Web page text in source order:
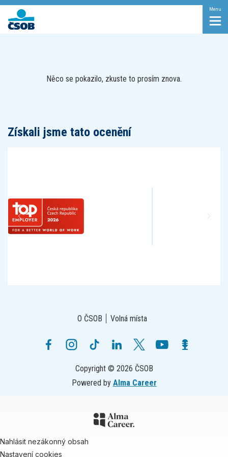
Menu
Něco se pokazilo, zkuste to prosím znova.
Získali jsme tato ocenění
O ČSOB Volná místa
Copyright © 2026 ČSOB
Powered by Alma Career
Nahlásit nezákonný obsah
Nastavení cookies